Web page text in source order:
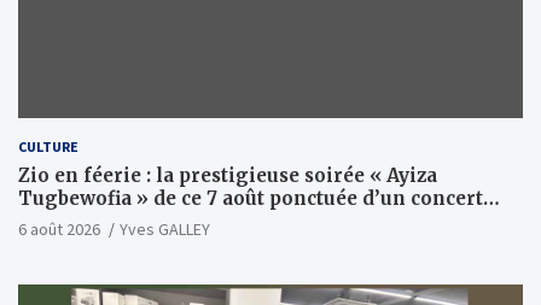
CULTURE
Zio en féerie : la prestigieuse soirée « Ayiza
Tugbewofia » de ce 7 août ponctuée d’un concert
XXL d’anthologie
6 août 2026 Yves GALLEY